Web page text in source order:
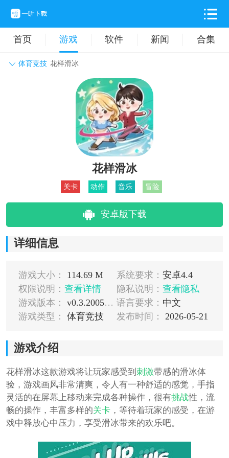
首页 游戏 软件 新闻 合集
体育竞技 花样滑冰
动作格斗 休闲益智
卡牌对战 音乐舞蹈
挂机养成
花样滑冰
关卡 动作 音乐 冒险
安卓版下载
详细信息
游戏大小： 114.69 M 系统要求： 安卓4.4
权限说明： 查看详情 隐私说明： 查看隐私
游戏版本：
v0.3.2005061755 语言要求： 中文
游戏类型：
体育竞技 发布时间： 2026-05-21
游戏介绍
花样滑冰这款游戏将让玩家感受到 刺激带感的滑冰体
验，游戏画风非常清爽，令人有一种舒适的感觉，手指
灵活的在屏幕上移动来完成各种操作，很有挑战性，流
畅的操作，丰富多样的关卡，等待着玩家的感受，在游
戏中释放心中压力，享受滑冰带来的欢乐吧。